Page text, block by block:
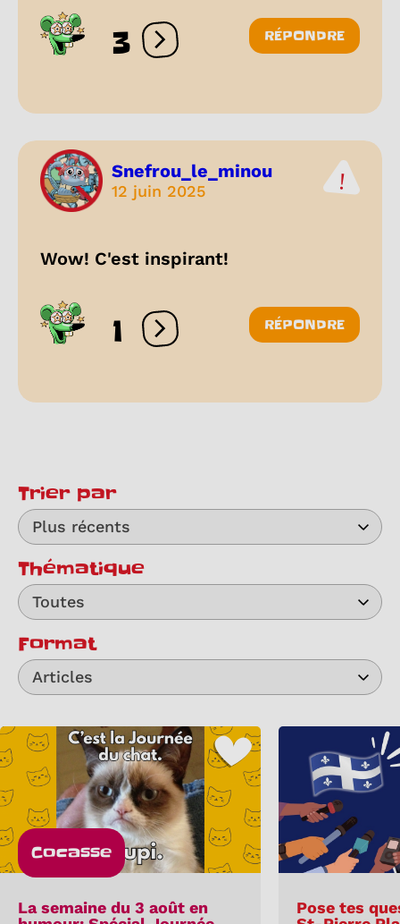
3 Ouvrir les réactions
RÉPONDRE
Snefrou_le_minou
12 juin 2025
Wow! C'est inspirant!
1 Ouvrir les réactions
RÉPONDRE
Trier par
Plus récents
Thématique
Toutes
Format
Articles
Cocasse
La semaine du 3 août en
Pose tes